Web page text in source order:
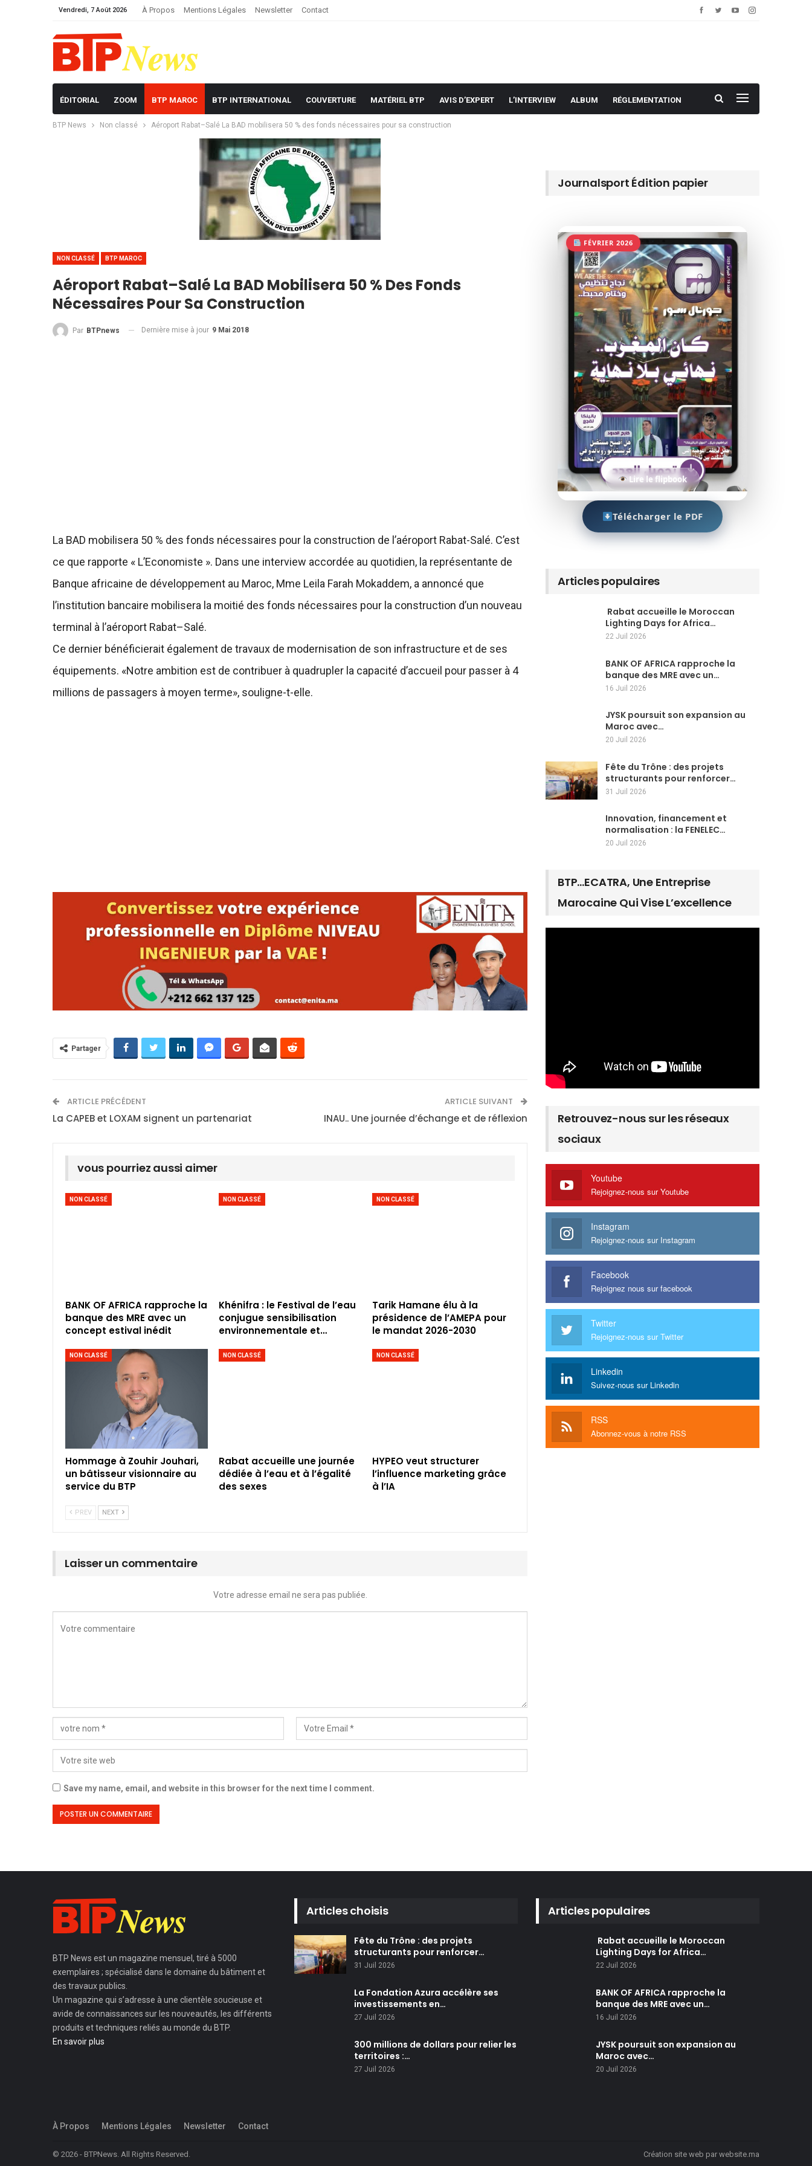
Vendredi, 7 Août 2026 À Propos Mentions Légales Newsletter Contact
ÉDITORIAL ZOOM BTP MAROC BTP INTERNATIONAL COUVERTURE MATÉRIEL BTP AVIS D’EXPERT L’INTERVIEW ALBUM RÉGLEMENTATION
BTP News Non classé Aéroport Rabat–Salé La BAD mobilisera 50 % des fonds nécessaires pour sa construction
NON CLASSÉ BTP MAROC
Aéroport Rabat–Salé La BAD Mobilisera 50 % Des Fonds
Nécessaires Pour Sa Construction
Par BTPnews Dernière mise à jour 9 Mai 2018
La BAD mobilisera 50 % des fonds nécessaires pour la construction de l’aéroport Rabat-Salé. C’est
ce que rapporte « L’Economiste ». Dans une interview accordée au quotidien, la représentante de
Banque africaine de développement au Maroc, Mme Leila Farah Mokaddem, a annoncé que
l’institution bancaire mobilisera la moitié des fonds nécessaires pour la construction d’un nouveau
terminal à l’aéroport Rabat–Salé.
Ce dernier bénéficierait également de travaux de modernisation de son infrastructure et de ses
équipements. «Notre ambition est de contribuer à quadrupler la capacité d’accueil pour passer à 4
millions de passagers à moyen terme», souligne-t-elle.
Partager
ARTICLE PRÉCÉDENT
La CAPEB et LOXAM signent un partenariat
ARTICLE SUIVANT
INAU.. Une journée d’échange et de réflexion
vous pourriez aussi aimer
NON CLASSÉ
BANK OF AFRICA rapproche la
banque des MRE avec un
concept estival inédit
NON CLASSÉ
Khénifra : le Festival de l’eau
conjugue sensibilisation
environnementale et…
NON CLASSÉ
Tarik Hamane élu à la
présidence de l’AMEPA pour
le mandat 2026-2030
NON CLASSÉ
Hommage à Zouhir Jouhari,
un bâtisseur visionnaire au
service du BTP
NON CLASSÉ
Rabat accueille une journée
dédiée à l’eau et à l’égalité
des sexes
NON CLASSÉ
HYPEO veut structurer
l’influence marketing grâce
à l’IA
PREV NEXT
Laisser un commentaire
Votre adresse email ne sera pas publiée.
Save my name, email, and website in this browser for the next time I comment.
Journalsport Édition papier
FÉVRIER 2026
Lire le flipbook
Télécharger le PDF
Articles populaires
Rabat accueille le Moroccan
Lighting Days for Africa…
22 Juil 2026
BANK OF AFRICA rapproche la
banque des MRE avec un…
16 Juil 2026
JYSK poursuit son expansion au
Maroc avec…
20 Juil 2026
Fête du Trône : des projets
structurants pour renforcer…
31 Juil 2026
Innovation, financement et
normalisation : la FENELEC…
20 Juil 2026
BTP…ECATRA, Une Entreprise
Marocaine Qui Vise L’excellence
Retrouvez-nous sur les réseaux
sociaux
Youtube
Rejoignez-nous sur Youtube
Instagram
Rejoignez-nous sur Instagram
Facebook
Rejoignez nous sur facebook
Twitter
Rejoignez-nous sur Twitter
Linkedin
Suivez-nous sur Linkedin
RSS
Abonnez-vous à notre RSS
BTP News est un magazine mensuel, tiré à 5000
exemplaires ; spécialisé dans le domaine du bâtiment et
des travaux publics.
Un magazine qui s’adresse à une clientèle soucieuse et
avide de connaissances sur les nouveautés, les différents
produits et techniques reliés au monde du BTP.
En savoir plus
Articles choisis
Fête du Trône : des projets
structurants pour renforcer…
31 Juil 2026
La Fondation Azura accélère ses
investissements en…
27 Juil 2026
300 millions de dollars pour relier les
territoires :…
27 Juil 2026
Articles populaires
Rabat accueille le Moroccan
Lighting Days for Africa…
22 Juil 2026
BANK OF AFRICA rapproche la
banque des MRE avec un…
16 Juil 2026
JYSK poursuit son expansion au
Maroc avec…
20 Juil 2026
À Propos Mentions Légales Newsletter Contact
© 2026 - BTPNews. All Rights Reserved. Création site web par website.ma